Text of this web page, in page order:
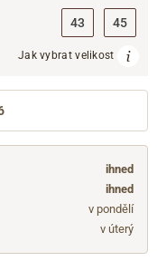
43 45
Jak vybrat velikost
ihned
ihned
v pondělí
v úterý